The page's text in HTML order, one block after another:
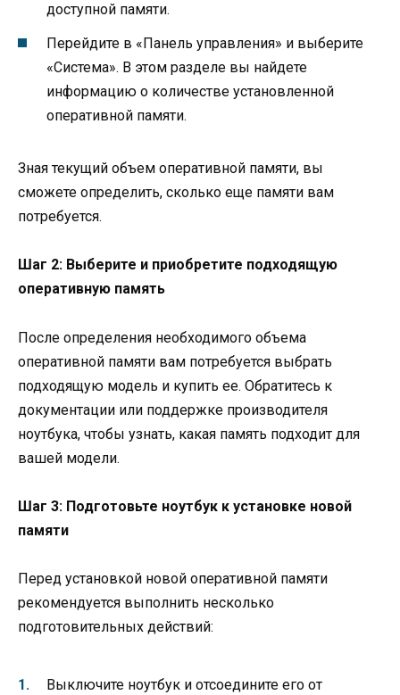
доступной памяти.
Перейдите в «Панель управления» и выберите
«Система». В этом разделе вы найдете
информацию о количестве установленной
оперативной памяти.
Зная текущий объем оперативной памяти, вы
сможете определить, сколько еще памяти вам
потребуется.
Шаг 2: Выберите и приобретите подходящую
оперативную память
После определения необходимого объема
оперативной памяти вам потребуется выбрать
подходящую модель и купить ее. Обратитесь к
документации или поддержке производителя
ноутбука, чтобы узнать, какая память подходит для
вашей модели.
Шаг 3: Подготовьте ноутбук к установке новой
памяти
Перед установкой новой оперативной памяти
рекомендуется выполнить несколько
подготовительных действий:
Выключите ноутбук и отсоедините его от